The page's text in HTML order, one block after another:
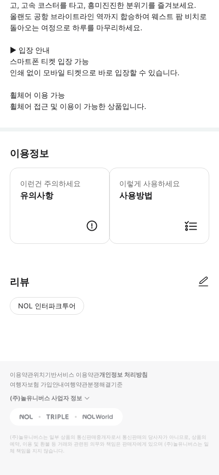
고, 고속 코스터를 타고, 흥미진진한 분위기를 즐겨보세요.
올랜도 공항 브라이트라인 역까지 합승하여 웨스트 팜 비치로
돌아오는 여정으로 하루를 마무리하세요.
▶ 입장 안내
스마트폰 티켓 입장 가능
인쇄 없이 모바일 티켓으로 바로 입장할 수 있습니다.
휠체어 이용 가능
휠체어 접근 및 이용이 가능한 상품입니다.
이용정보
이런건 주의하세요
유의사항
▶ 꼭 알아두세요 * 기차 및 유니버설
이렇게 사용하세요
사용방법
리뷰
NOL 인터파크투어
입니
다.
높
은
순
동
영
상
순
상
이용약관위치기반서비스 이용약관개인정보 처리방침
여행자보험 가입안내여행약관분쟁해결기준
(주)놀유니버스 사업자 정보
NOL Triple Interpark Global
(주)놀유니버스는 일부 상품의 통신판매중개자로서 통신판매의 당사자가 아니므로, 상품의
예약, 이용 및 환불 등 거래와 관련된 의무와 책임은 판매자에게 있으며 (주)놀유니버스는 일
체 책임을 지지 않습니다.